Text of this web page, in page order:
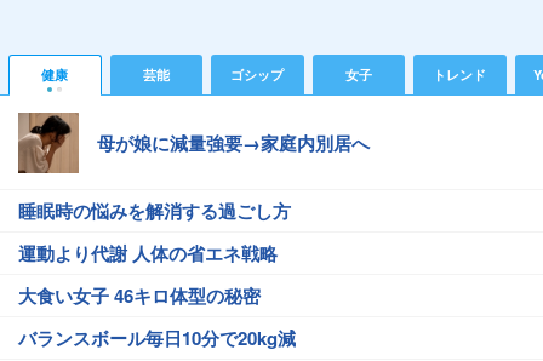
健康 芸能 ゴシップ 女子 トレンド
母が娘に減量強要→家庭内別居へ
睡眠時の悩みを解消する過ごし方
運動より代謝 人体の省エネ戦略
大食い女子 46キロ体型の秘密
バランスボール毎日10分で20kg減